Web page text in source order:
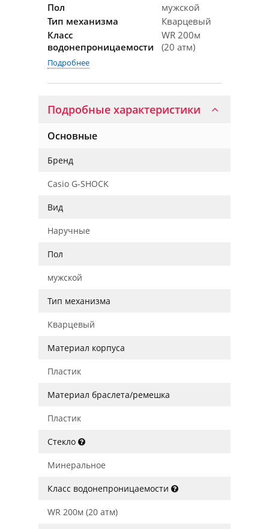
Пол
мужской
Тип механизма
Кварцевый
Класс
водонепроницаемости
WR 200м
(20 атм)
Подробнее
Подробные характеристики
Основные
Бренд
Casio G-SHOCK
Вид
Наручные
Пол
мужской
Тип механизма
Кварцевый
Материал корпуса
Пластик
Материал браслета/ремешка
Пластик
Стекло
Минеральное
Класс водонепроницаемости
WR 200м (20 атм)